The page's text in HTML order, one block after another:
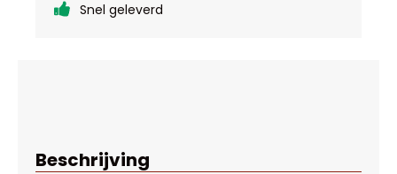
Snel geleverd
Beschrijving